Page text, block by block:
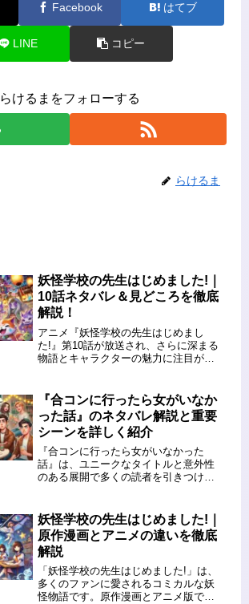
Facebook はてブ
LINE コピー
らけるまをフォローする
らけるま
妖怪学校の先生はじめました!｜
10話ネタバレ＆見どころを徹底
解説！
アニメ『妖怪学校の先生はじめまし
た!』第10話が放送され、さらに深まる
物語とキャラクターの魅力に注目が集
場面や、妖怪たちとの心温まる交流が
描かれました。また、学園長の謎に
迫...
『合コンに行ったら女がいなか
った話』のネタバレ解説と重要
シーンを詳しく紹介
『合コンに行ったら女がいなかった
話』は、ユニークなタイトルと意外性
のある展開で多くの読者を引きつけて
います。この記事では、『合コンに行
ったら女がいなかった話』のネタバレ
解説...
妖怪学校の先生はじめました!｜
原作漫画とアニメの違いを徹底
解説
「妖怪学校の先生はじめました!」は、
多くのファンに愛されるコミカルな妖
怪物語です。原作漫画とアニメ版で